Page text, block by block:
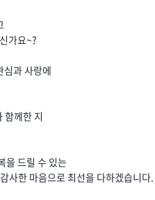
가요~?
심과 사랑에
함께한 지
을 드릴 수 있는
사한 마음으로 최선을 다하겠습니다.